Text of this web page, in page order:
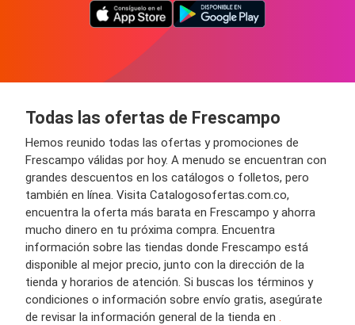
Todas las ofertas de Frescampo
Hemos reunido todas las ofertas y promociones de
Frescampo válidas por hoy. A menudo se encuentran con
grandes descuentos en los catálogos o folletos, pero
también en línea. Visita Catalogosofertas.com.co,
encuentra la oferta más barata en Frescampo y ahorra
mucho dinero en tu próxima compra. Encuentra
información sobre las tiendas donde Frescampo está
disponible al mejor precio, junto con la dirección de la
tienda y horarios de atención. Si buscas los términos y
condiciones o información sobre envío gratis, asegúrate
de revisar la información general de la tienda en .